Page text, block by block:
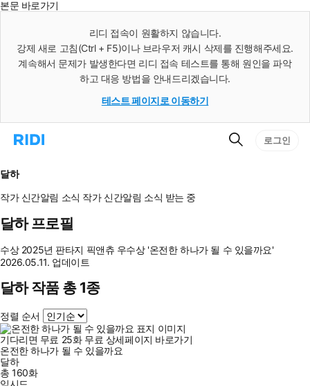
본문 바로가기
리디 접속이 원활하지 않습니다.
강제 새로 고침(Ctrl + F5)이나 브라우저 캐시 삭제를 진행해주세요.
계속해서 문제가 발생한다면 리디 접속 테스트를 통해 원인을 파악
하고 대응 방법을 안내드리겠습니다.
테스트 페이지로 이동하기
리
으
로
이
동
검
로그인
달하
작가 신간알림 소식 작가 신간알림 소식 받는 중
달하 프로필
수상 2025년 판타지 픽앤츄 우수상 '온전한 하나가 될 수 있을까요'
2026.05.11. 업데이트
달하 작품 총 1종
정렬 순서
기다리면 무료 25화 무료 상세페이지 바로가기
온전한 하나가 될 수 있을까요
달하
총 160화
익시드